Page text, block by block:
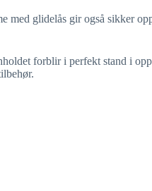
med glidelås gir også sikker
forblir i perfekt stand i